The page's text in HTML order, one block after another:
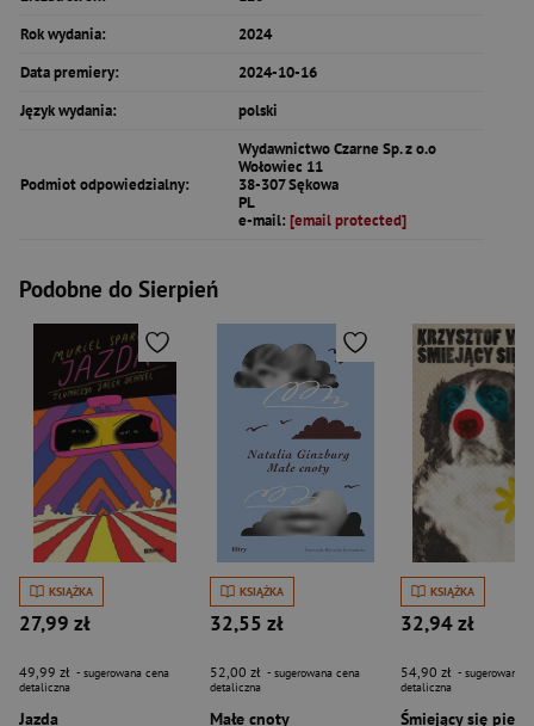
Rok wydania:
2024
Data premiery:
2024-10-16
Język wydania:
polski
Podmiot odpowiedzialny:
Wydawnictwo Czarne Sp. z o.o
Wołowiec 11
38-307 Sękowa
PL
e-mail: [email protected]
Podobne do Sierpień
KSIĄŻKA
27,99 zł
49,99 zł - sugerowana cena
detaliczna
Jazda
KSIĄŻKA
32,55 zł
52,00 zł - sugerowana cena
detaliczna
Małe cnoty
KSIĄŻKA
32,94 zł
54,90 zł - sugerowana
detaliczna
Śmiejący się pies